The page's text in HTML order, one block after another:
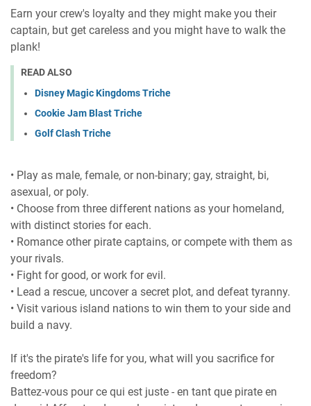
Earn your crew's loyalty and they might make you their
captain, but get careless and you might have to walk the
plank!
READ ALSO
Disney Magic Kingdoms Triche
Cookie Jam Blast Triche
Golf Clash Triche
• Play as male, female, or non-binary; gay, straight, bi,
asexual, or poly.
• Choose from three different nations as your homeland,
with distinct stories for each.
• Romance other pirate captains, or compete with them as
your rivals.
• Fight for good, or work for evil.
• Lead a rescue, uncover a secret plot, and defeat tyranny.
• Visit various island nations to win them to your side and
build a navy.
If it's the pirate's life for you, what will you sacrifice for
freedom?
Battez-vous pour ce qui est juste - en tant que pirate en